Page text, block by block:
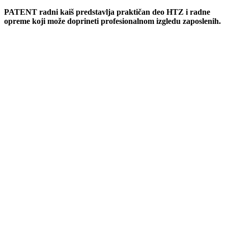
PATENT radni kaiš predstavlja praktičan deo HTZ i radne
opreme koji može doprineti profesionalnom izgledu zaposlenih.